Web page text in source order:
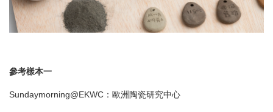
參考樣本一
Sundaymorning@EKWC：歐洲陶瓷研究中心